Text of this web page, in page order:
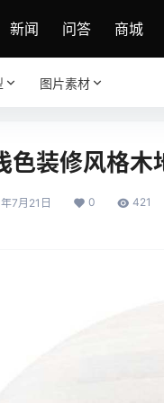
新闻 问答 商城
图片素材
色装修风格木
7月21日 0 421